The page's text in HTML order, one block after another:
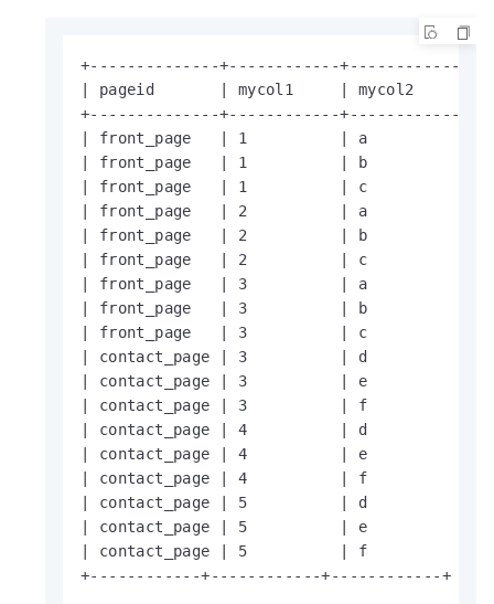
+--------------+------------+------------+
| pageid       | mycol1     | mycol2     |
+--------------+------------+------------+
| front_page   | 1          | a          |
| front_page   | 1          | b          |
| front_page   | 1          | c          |
| front_page   | 2          | a          |
| front_page   | 2          | b          |
| front_page   | 2          | c          |
| front_page   | 3          | a          |
| front_page   | 3          | b          |
| front_page   | 3          | c          |
| contact_page | 3          | d          |
| contact_page | 3          | e          |
| contact_page | 3          | f          |
| contact_page | 4          | d          |
| contact_page | 4          | e          |
| contact_page | 4          | f          |
| contact_page | 5          | d          |
| contact_page | 5          | e          |
| contact_page | 5          | f          |
+------------+------------+------------+